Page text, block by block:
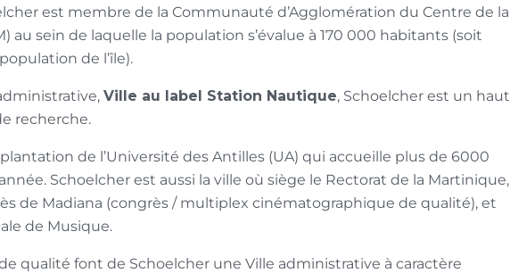
est membre de la Communauté d’Agglomération du Centre de la
au sein de laquelle la population s’évalue à 170 000 habitants (soit
de l’île).
Ville au label Station Nautique, Schoelcher est un haut
recherche.
de l’Université des Antilles (UA) qui accueille plus de 6000
Schoelcher est aussi la ville où siège le Rectorat de la Martinique,
de Madiana (congrès / multiplex cinématographique de qualité), et
de Musique.
qualité font de Schoelcher une Ville administrative à caractère